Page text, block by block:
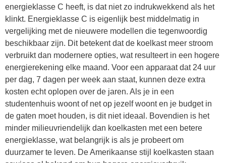
energieklasse C heeft, is dat niet zo indrukwekkend als het
klinkt. Energieklasse C is eigenlijk best middelmatig in
vergelijking met de nieuwere modellen die tegenwoordig
beschikbaar zijn. Dit betekent dat de koelkast meer stroom
verbruikt dan modernere opties, wat resulteert in een hogere
energierekening elke maand. Voor een apparaat dat 24 uur
per dag, 7 dagen per week aan staat, kunnen deze extra
kosten echt oplopen over de jaren. Als je in een
studentenhuis woont of net op jezelf woont en je budget in
de gaten moet houden, is dit niet ideaal. Bovendien is het
minder milieuvriendelijk dan koelkasten met een betere
energieklasse, wat belangrijk is als je probeert om
duurzamer te leven. De Amerikaanse stijl koelkasten staan